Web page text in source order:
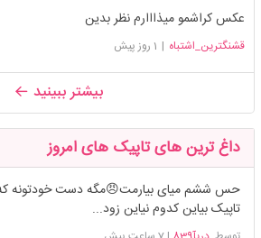
عکس کراشمو میذااارم نظر بدین
قشنگترین_اشتباه | 1 روز پیش
بیشتر ببینید
داغ ترین های تاپیک های امروز
حس ششم میای بیارمت😠مگه دست خودتونه
تاپیک بیاین کدوم نیاین زود...